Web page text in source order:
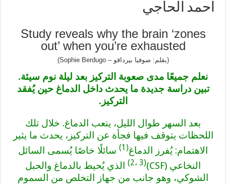
احمد الحاجي
Study reveals why the brain ‘zones
out’ when you’re exhausted
(بقلم: صوفيا بيرداقو – Sophie Berdugo)
نعلم جميعًا مدى صعوبة التركيز بعد ليلة نوم سيئة.
تبين دراسة جديدة ما يحدث داخل الدماغ حين يُفقد
التركيز.
بعد السهر طوال الليل، يتعب الدماغ. خلال تلك
اللحظات يتوقف فيها فجأة عن التركيز، يحدث ما يثير
الاهتمام: يُفرز الدماغ(1)
سائلًا خاصًا يُسمى السائل
النخاعي (CSF)
(2، 3)
الذي يُحيط بالدماغ والحبل
الشوكي، وهو جانب من جهاز التخلص من السموم